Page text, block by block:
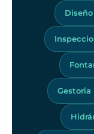
Gestoria